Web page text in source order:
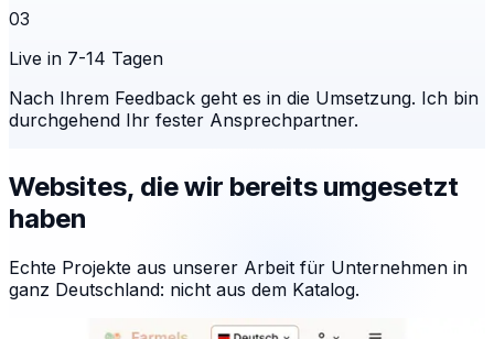
03
Live in 7-14 Tagen
Nach Ihrem Feedback geht es in die Umsetzung. Ich bin
durchgehend Ihr fester Ansprechpartner.
Websites, die wir bereits umgesetzt
haben
Echte Projekte aus unserer Arbeit für Unternehmen in
ganz Deutschland: nicht aus dem Katalog.